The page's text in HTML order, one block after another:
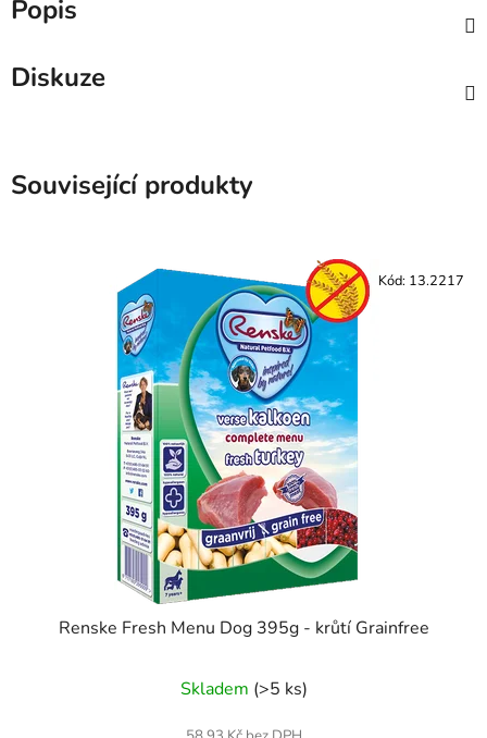
Popis
Diskuze
Související produkty
Renske Fresh Menu Dog 395g - krůtí Grainfree
Skladem (>5 ks)
Kód: 13.2217